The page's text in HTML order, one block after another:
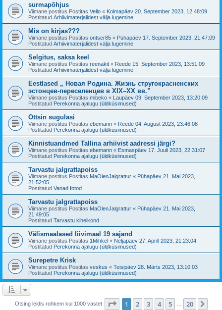
surmapõhjus
Viimane postitus Postitas Vello « Kolmapäev 20. September 2023, 12:48:09
Postitatud Arhiivimaterjalidest välja lugemine
Mis on kirjas???
Viimane postitus Postitas ontser85 « Pühapäev 17. September 2023, 21:47:09
Postitatud Arhiivimaterjalidest välja lugemine
Selgitus, saksa keel
Viimane postitus Postitas reenakit « Reede 15. September 2023, 13:51:09
Postitatud Arhiivimaterjalidest välja lugemine
Eestlased „ Новая Родина. Жизнь стругокрасненских
эстонцев-переселенцев в XIX–XX вв.”
Viimane postitus Postitas mibeko « Laupäev 09. September 2023, 13:20:09
Postitatud Perekonna ajalugu (üldküsimused)
Ottsin sugulasi
Viimane postitus Postitas ebemann « Reede 04. August 2023, 23:46:08
Postitatud Perekonna ajalugu (üldküsimused)
Kinnistuandmed Tallina arhiivist aadressi järgi?
Viimane postitus Postitas ebemann « Esmaspäev 17. Juuli 2023, 22:31:07
Postitatud Perekonna ajalugu (üldküsimused)
Tarvastu jalgrattapoiss
Viimane postitus Postitas MaOlenJalgrattur « Pühapäev 21. Mai 2023,
21:52:05
Postitatud Vanad fotod
Tarvastu jalgrattapoiss
Viimane postitus Postitas MaOlenJalgrattur « Pühapäev 21. Mai 2023,
21:49:05
Postitatud Tarvastu kihelkond
Välismaalased liivimaal 19 sajand
Viimane postitus Postitas 1Mihkel « Neljapäev 27. Aprill 2023, 21:23:04
Postitatud Perekonna ajalugu (üldküsimused)
Surepetre Krisk
Viimane postitus Postitas veskus « Teisipäev 28. Märts 2023, 13:10:03
Postitatud Perekonna ajalugu (üldküsimused)
Otsing leidis rohkem kui 1000 vastet 1 . leht20 -st
1 2 3 4 5 20